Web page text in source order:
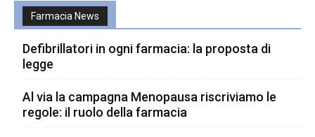
Farmacia News
Defibrillatori in ogni farmacia: la proposta di
legge
Al via la campagna Menopausa riscriviamo le
regole: il ruolo della farmacia